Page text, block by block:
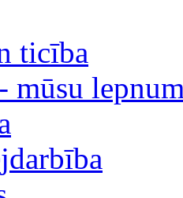
ticība
mūsu